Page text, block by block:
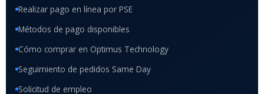
Realizar pago en línea por PSE
Métodos de pago disponibles
Cómo comprar en Optimus Technology
Seguimiento de pedidos Same Day
Solicitud de empleo